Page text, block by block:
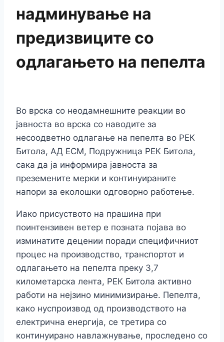
надминување на
предизвиците со
одлагањето на пепелта
Во врска со неодамнешните реакции во
јавноста во врска со наводите за
несоодветно одлагање на пепелта во РЕК
Битола, АД ЕСМ, Подружница РЕК Битола,
сака да ја информира јавноста за
преземените мерки и континуираните
напори за еколошки одговорно работење.
Иако присуството на прашина при
поинтензивен ветер е позната појава во
изминатите децении поради специфичниот
процес на производство, транспортот и
одлагањето на пепелта преку 3,7
километарска лента, РЕК Битола активно
работи на нејзино минимизирање. Пепелта,
како нуспроизвод од производството на
електрична енергија, се третира со
континуирано навлажнување, проследено со